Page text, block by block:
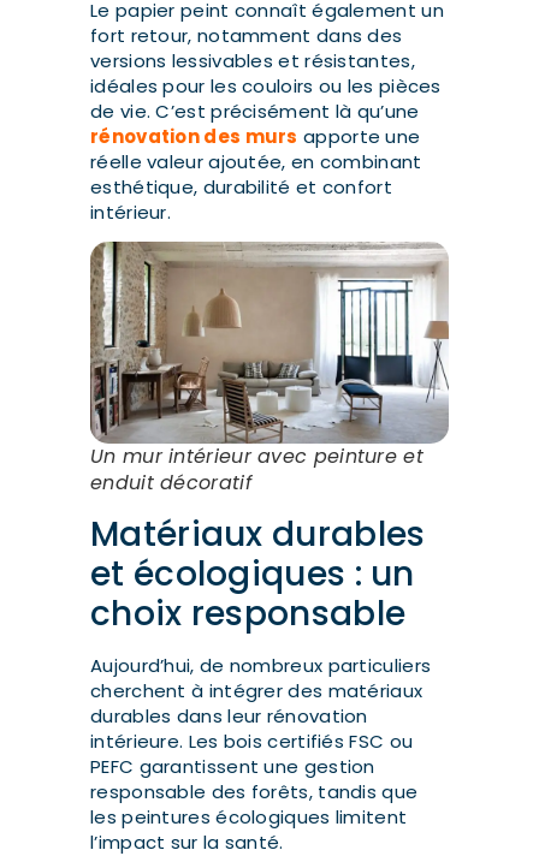
Le papier peint connaît également un
fort retour, notamment dans des
versions lessivables et résistantes,
idéales pour les couloirs ou les pièces
de vie. C’est précisément là qu’une
rénovation des murs apporte une
réelle valeur ajoutée, en combinant
esthétique, durabilité et confort
intérieur.
Un mur intérieur avec peinture et
enduit décoratif
Matériaux durables
et écologiques : un
choix responsable
Aujourd’hui, de nombreux particuliers
cherchent à intégrer des matériaux
durables dans leur rénovation
intérieure. Les bois certifiés FSC ou
PEFC garantissent une gestion
responsable des forêts, tandis que
les peintures écologiques limitent
l’impact sur la santé.